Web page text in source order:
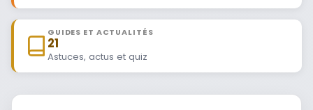
GUIDES ET ACTUALITÉS
21
Astuces, actus et quiz